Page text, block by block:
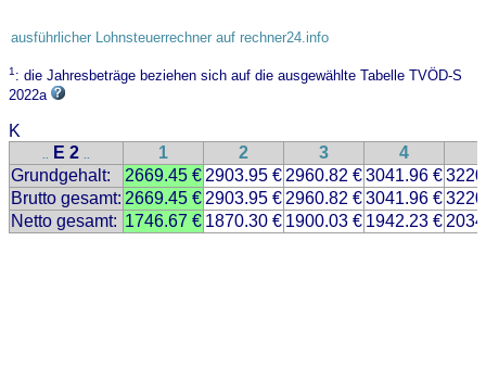
ausführlicher Lohnsteuerrechner auf rechner24.info
1: die Jahresbeträge beziehen sich auf die ausgewählte Tabelle TVÖD-S
2022a
K
.. E 2 .. 1 2 3 4
Grundgehalt:
2669.45 € 2903.95 € 2960.82 €3041.96 €
Brutto gesamt: 2669.45 € 2903.95 € 2960.82 €3041.96 €
Netto gesamt: 1746.67 € 1870.30 € 1900.03 € 1942.23 €